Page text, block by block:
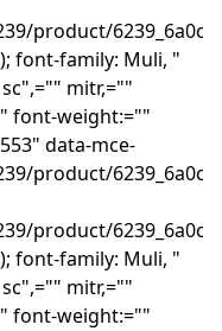
product/
font-family: Muli, "
mitr,=""
font-weight:=""
data-mce-
product/
product/
font-family: Muli, "
mitr,=""
font-weight:=""